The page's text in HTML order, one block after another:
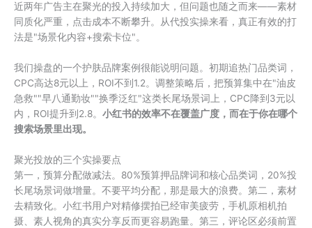
近两年广告主在聚光的投入持续加大，但问题也随之而来——素材
同质化严重，点击成本不断攀升。从代投实操来看，真正有效的打
法是"场景化内容+搜索卡位"。
我们操盘的一个护肤品牌案例很能说明问题。初期追热门品类词，
CPC高达8元以上，ROI不到1.2。调整策略后，把预算集中在"油皮
急救""早八通勤妆""换季泛红"这类长尾场景词上，CPC降到3元以
内，ROI提升到2.8。 小红书的效率不在覆盖广度，而在于你在哪个
搜索场景里出现。
聚光投放的三个实操要点
第一，预算分配做减法。80%预算押品牌词和核心品类词，20%投
长尾场景词做增量。不要平均分配，那是最大的浪费。第二，素材
去精致化。小红书用户对精修摆拍已经审美疲劳，手机原相机拍
摄、素人视角的真实分享反而更容易跑量。第三，评论区必须前置